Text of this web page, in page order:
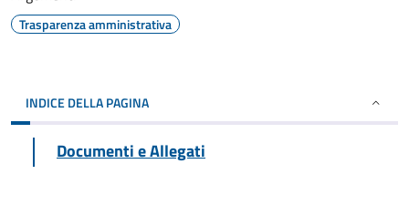
Trasparenza amministrativa
INDICE DELLA PAGINA
Documenti e Allegati